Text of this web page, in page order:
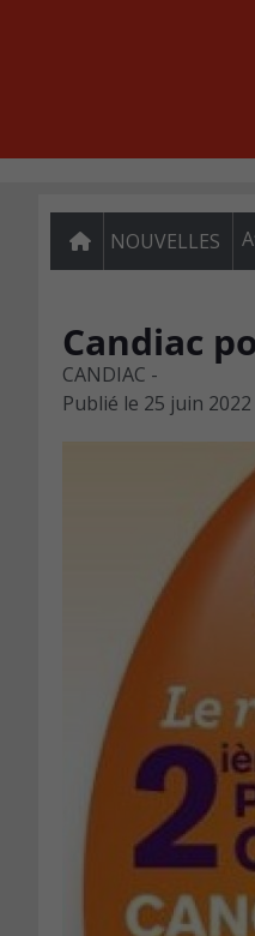
NOUVELLES
Candiac
CANDIAC -
Publié le 25 juin